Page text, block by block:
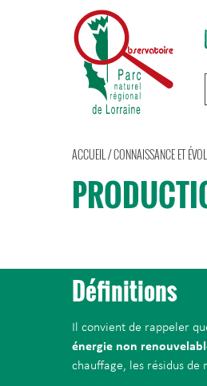
ACCUEIL/CONNAISSANCE ET
Définitions
Il convient de rappeler
énergie non
chauffage, les résidus de